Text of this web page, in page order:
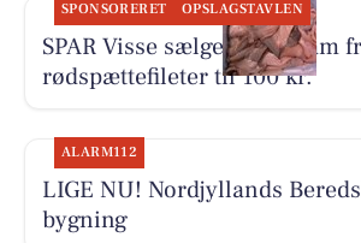
SPONSORERET OPSLAGSTAVLEN
SPAR Visse sælger 500 gram
rødspættefileter til 100 kr.
ALARM112
LIGE NU! Nordjyllands
bygning